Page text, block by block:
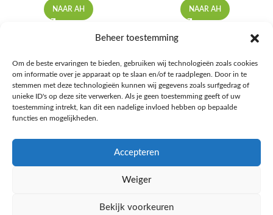
Beheer toestemming
Om de beste ervaringen te bieden, gebruiken wij technologieën zoals cookies
om informatie over je apparaat op te slaan en/of te raadplegen. Door in te
stemmen met deze technologieën kunnen wij gegevens zoals surfgedrag of
unieke ID's op deze site verwerken. Als je geen toestemming geeft of uw
toestemming intrekt, kan dit een nadelige invloed hebben op bepaalde
functies en mogelijkheden.
Accepteren
Weiger
Bekijk voorkeuren
NAAR AH NAAR AH
Ontdek de beste keto-vriendelijke keuzes van Albert Heijn, verrijk je
kennis met onze diepgaande blogs over het keto-dieet, en deel jouw
favoriete keto recepten in onze bruisende online gemeenschap!
Ketomaaltijd.nl 2025